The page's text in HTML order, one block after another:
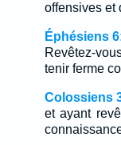
offensives et
Éphésiens
Revêtez-
tenir ferme
Colossiens
et ayant